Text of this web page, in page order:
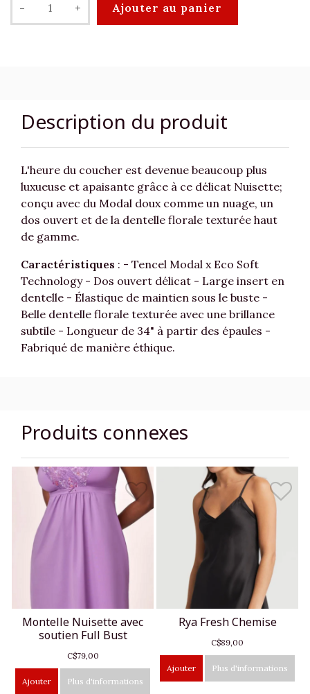
- + Ajouter au panier
Description du produit
L'heure du coucher est devenue beaucoup plus
luxueuse et apaisante grâce à ce délicat Nuisette;
conçu avec du Modal doux comme un nuage, un
dos ouvert et de la dentelle florale texturée haut
de gamme.
Caractéristiques : - Tencel Modal x Eco Soft
Technology - Dos ouvert délicat - Large insert en
dentelle - Élastique de maintien sous le buste -
Belle dentelle florale texturée avec une brillance
subtile - Longueur de 34" à partir des épaules -
Fabriqué de manière éthique.
Produits connexes
Montelle Nuisette avec
soutien Full Bust
C$79,00
Ajouter Plus d'informations
Rya Fresh Chemise
C$89,00
Ajouter Plus d'informations